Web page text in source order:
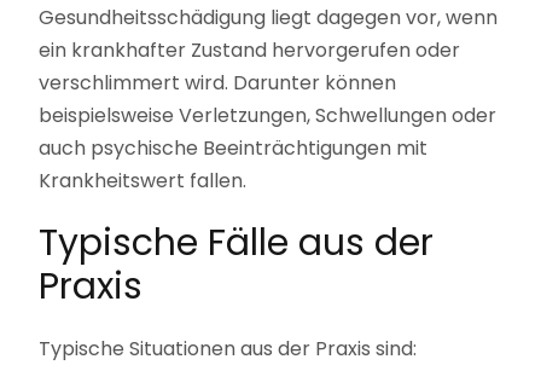
Gesundheitsschädigung liegt dagegen vor, wenn
ein krankhafter Zustand hervorgerufen oder
verschlimmert wird. Darunter können
beispielsweise Verletzungen, Schwellungen oder
auch psychische Beeinträchtigungen mit
Krankheitswert fallen.
Typische Fälle aus der
Praxis
Typische Situationen aus der Praxis sind: